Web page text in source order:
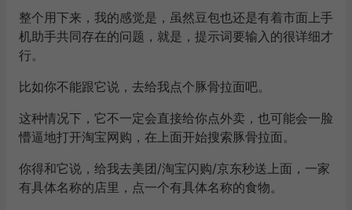
整个用下来，我的感觉是，虽然豆包也还是有着市面上手
机助手共同存在的问题，就是，提示词要输入的很详细才
行。
比如你不能跟它说，去给我点个豚骨拉面吧。
这种情况下，它不一定会直接给你点外卖，也可能会一脸
懵逼地打开淘宝网购，在上面开始搜索豚骨拉面。
你得和它说，给我去美团/淘宝闪购/京东秒送上面，一家
有具体名称的店里，点一个有具体名称的食物。